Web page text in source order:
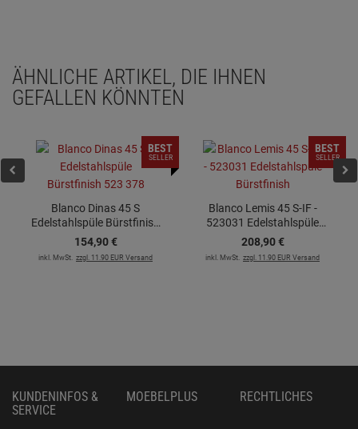
ÄHNLICHE ARTIKEL, DIE IHNEN
GEFALLEN KÖNNTEN
Blanco Dinas 45 S
Edelstahlspüle Bürstfinish
523 378
154,90 €
inkl. MwSt. zzgl. 11.90 EUR Versand
BEST
SELLER
Blanco Lemis 45 S-IF -
523031 Edelstahlspüle
Bürstfinish
208,90 €
inkl. MwSt. zzgl. 11.90 EUR Versand
BEST
SELLER
KUNDENINFOS &
SERVICE
MOEBELPLUS RECHTLICHES